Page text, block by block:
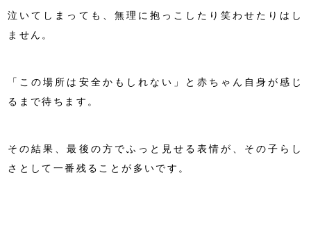
泣いてしまっても、無理に抱っこしたり笑わせたりはし
ません。
「この場所は安全かもしれない」と赤ちゃん自身が感じ
るまで待ちます。
その結果、最後の方でふっと見せる表情が、その子らし
さとして一番残ることが多いです。